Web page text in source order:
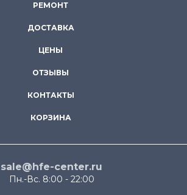
РЕМОНТ
ДОСТАВКА
ЦЕНЫ
ОТЗЫВЫ
КОНТАКТЫ
КОРЗИНА
sale@hfe-center.ru
Пн.-Вс. 8:00 - 22:00